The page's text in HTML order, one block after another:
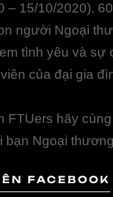
15/10/2020).
người Ngoại
tình yêu và sự
của đại gia
FTUers hãy
Ngoại
FACEBOOK